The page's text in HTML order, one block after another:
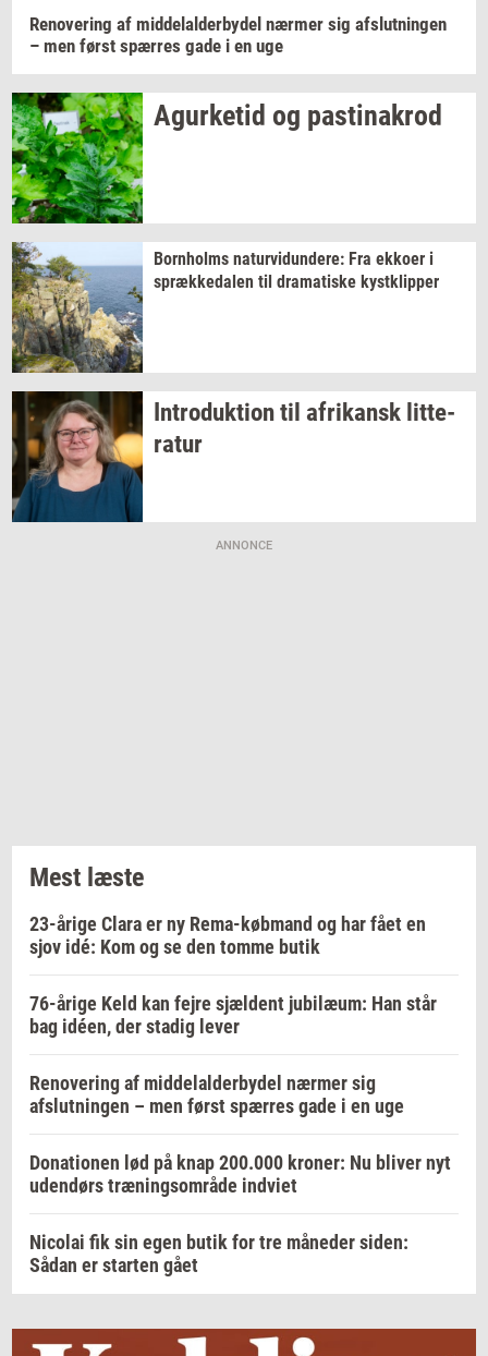
Renove­ring af mid­delal­der­by­del nær­mer sig af­slut­nin­gen
– men først spær­res gade i en uge
Agur­ke­tid og pa­stina­krod
Born­holms na­tur­vi­dun­de­re: Fra ek­ko­er i
spræk­ke­da­len til dra­ma­ti­ske kyst­klip­per
In­tro­duk­tiontil afri­kansk lit­te­
ra­tur
ANNONCE
Mest læste
23-årige Clara er ny Rema-købmand og har fået en
sjov idé: Kom og se den tomme butik
76-årige Keld kan fejre sjældent jubilæum: Han står
bag idéen, der stadig lever
Renovering af middelalderbydel nærmer sig
afslutningen – men først spærres gade i en uge
Donationen lød på knap 200.000 kroner: Nu bliver nyt
udendørs træningsområde indviet
Nicolai fik sin egen butik for tre måneder siden:
Sådan er starten gået